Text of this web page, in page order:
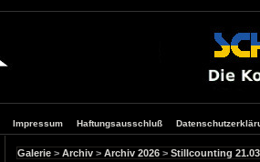
Impressum Haftungsausschluß
Galerie > Archiv > Archiv 2026 > Stillcounting